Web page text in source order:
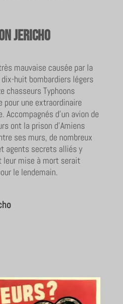
Jericho
mauvaise causée par la
huit bombardiers légers
chasseurs Typhoons
pour une extraordinaire
Accompagnés d’un avion de
ont la prison d’Amiens
ses murs, de nombreux
agents secrets alliés y
leur mise à mort serait
le lendemain.